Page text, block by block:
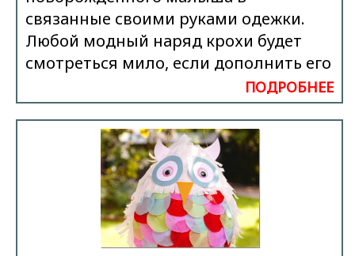
связанные своими руками одежки.
Любой модный наряд крохи будет
смотреться мило, если дополнить его
ПОДРОБНЕЕ